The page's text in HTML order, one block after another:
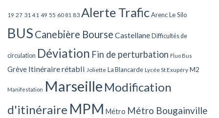
19 27 31 41 49 55 60 81 83 Alerte TraficArenc Le Silo
BUS Canebière Bourse Castellane Difficultés de
circulation Déviation Fin de perturbation Fluo Bus
Grève Itinéraire rétabli Joliette La Blancarde Lycée St Exupéry M2
Manifestation Marseille Modification
d'itinéraire MPM Métro Métro Bougainville